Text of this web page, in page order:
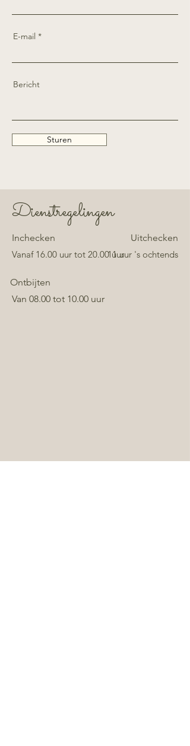
E-mail
Bericht
Sturen
Dienstregelingen
Inchecken
Uitchecken
Vanaf 16.00 uur tot 20.00 uur11 uur 's ochtends
Ontbijten
Van 08.00 tot 10.00 uur